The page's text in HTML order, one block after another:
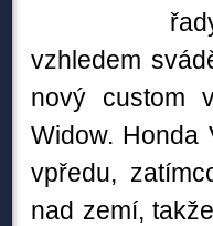
vzhledem
nový custom
Widow. Honda
vpředu,
nad zemí,